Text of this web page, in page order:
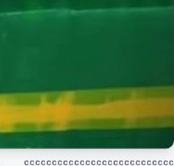
ccccccccccccccccccccccccccc